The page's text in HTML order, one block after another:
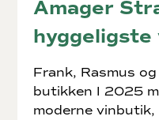
Amager
Frank, Rasmus
butikken I 2025
moderne